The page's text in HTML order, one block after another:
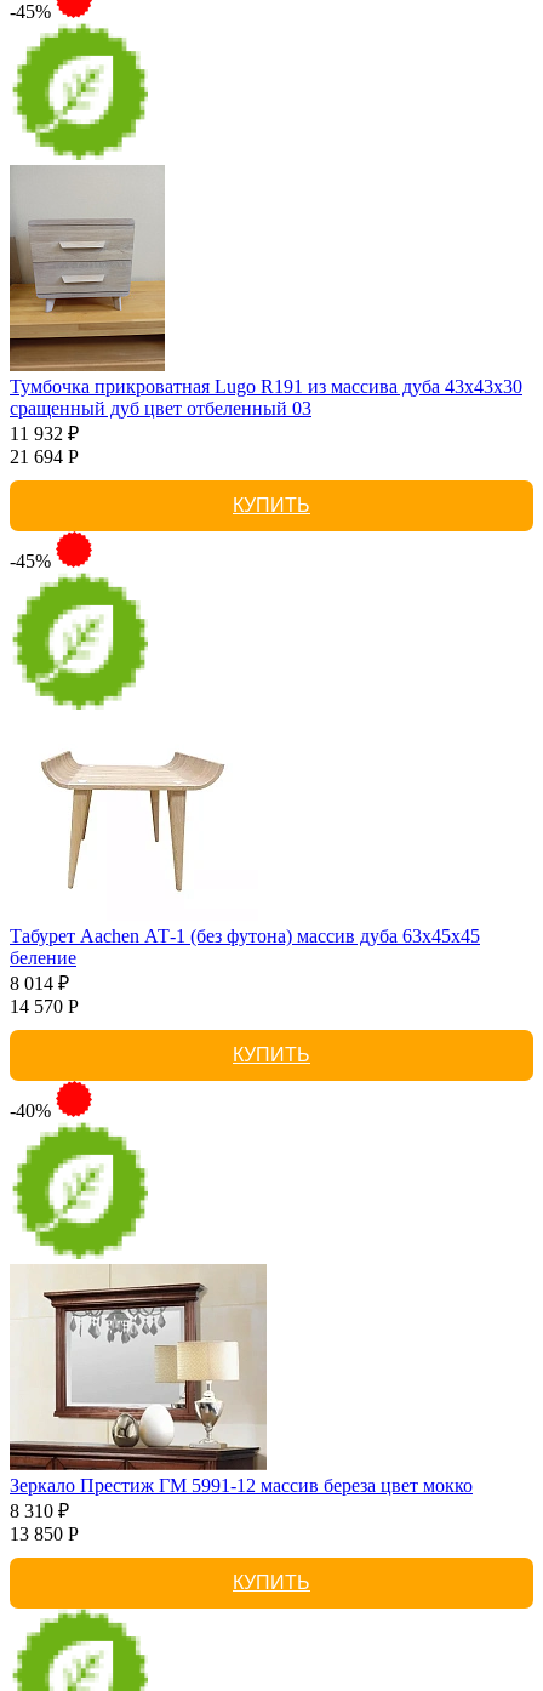
-45%
Тумбочка прикроватная Lugo R191 из массива дуба 43х43х30
сращенный дуб цвет отбеленный 03
11 932 ₽
21 694 Р
КУПИТЬ
-45%
Табурет Aachen АТ-1 (без футона) массив дуба 63х45х45
беление
8 014 ₽
14 570 Р
КУПИТЬ
-40%
Зеркало Престиж ГМ 5991-12 массив береза цвет мокко
8 310 ₽
13 850 Р
КУПИТЬ